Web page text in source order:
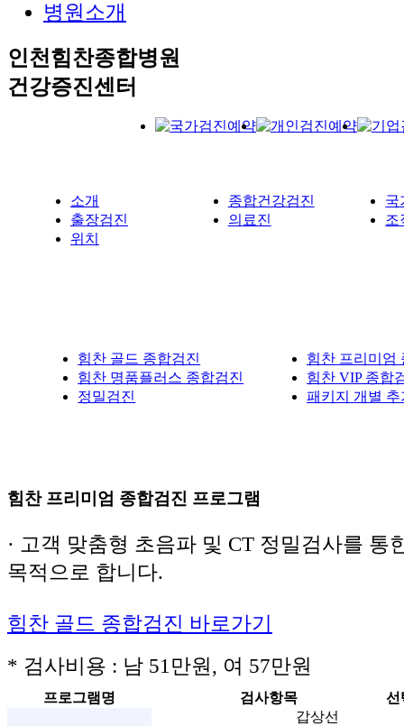
병원소개
인천힘찬종합병원
건강증진센터
소개 종합건강검진
국
출장검진
의료진
조
위치
힘찬 골드 종합검진
힘찬 프리미엄
힘찬 명품플러스 종합검진
힘찬 VIP 종합
정밀검진
패키지 개별 추
힘찬 프리미엄 종합검진 프로그램
· 고객 맞춤형 초음파 및 CT 정밀검사를 통
목적으로 합니다.
힘찬 골드 종합검진 바로가기
* 검사비용 : 남 51만원, 여 57만원
갑상선
프로그램명 검사항목 선